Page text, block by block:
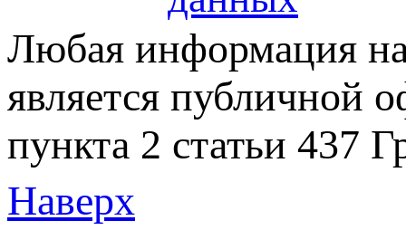
Любая информация на
является публичной
пункта 2 статьи 437
Наверх